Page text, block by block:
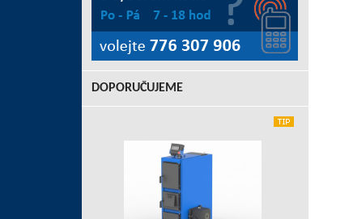
DOPORUČUJEME